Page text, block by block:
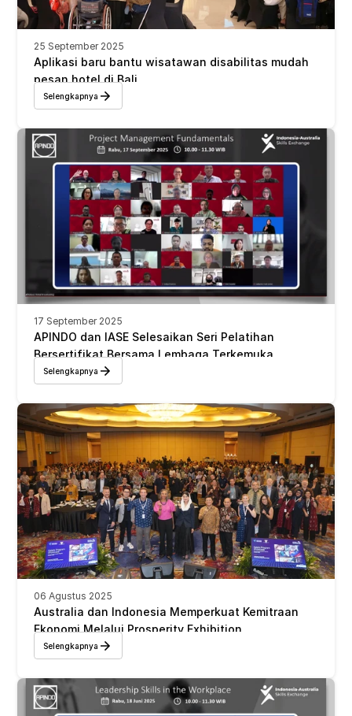
25 September 2025
Aplikasi baru bantu wisatawan disabilitas mudah
pesan hotel di Bali
Selengkapnya
17 September 2025
APINDO dan IASE Selesaikan Seri Pelatihan
Bersertifikat Bersama Lembaga Terkemuka
Australia
Selengkapnya
06 Agustus 2025
Australia dan Indonesia Memperkuat Kemitraan
Ekonomi Melalui Prosperity Exhibition
Selengkapnya